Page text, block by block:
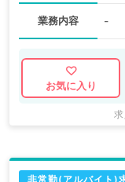
業務内容 -
お気に入り
非常勤(アルバイト)